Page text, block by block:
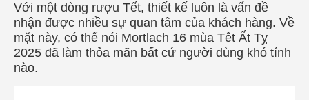
Với một dòng rượu Tết, thiết kế luôn là vấn đề
nhận được nhiều sự quan tâm của khách hàng. Về
mặt này, có thể nói Mortlach 16 mùa Têt Ất Tỵ
2025 đã làm thỏa mãn bất cứ người dùng khó tính
nào.